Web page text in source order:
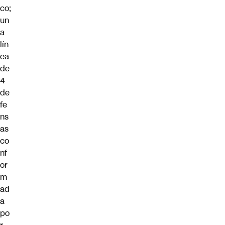
co;
un
a
lín
ea
de
4
de
fe
ns
as
co
nf
or
m
ad
a
po